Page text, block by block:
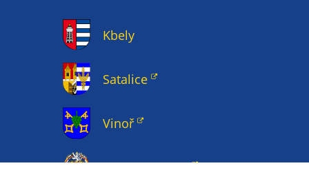
Kbely
Satalice
Vinoř
Magistrát HMP